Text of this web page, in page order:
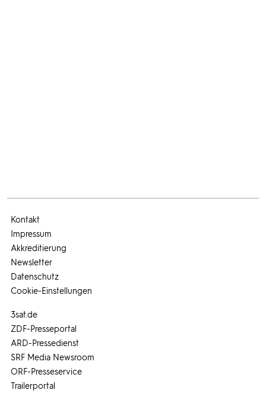
3sat.de
ZDF-Presseportal
ARD-Pressedienst
SRF Media Newsroom
ORF-Presseservice
Trailerportal
Kontakt
Impressum
Akkreditierung
Newsletter
Datenschutz
Cookie-Einstellungen